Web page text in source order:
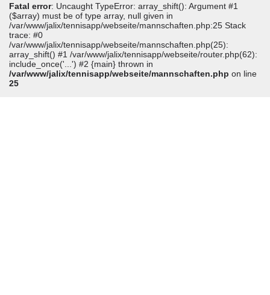
Fatal error: Uncaught TypeError: array_shift(): Argument #1
($array) must be of type array, null given in
/var/www/jalix/tennisapp/webseite/mannschaften.php:25 Stack
trace: #0
/var/www/jalix/tennisapp/webseite/mannschaften.php(25):
array_shift() #1 /var/www/jalix/tennisapp/webseite/router.php(62):
include_once('...') #2 {main} thrown in
/var/www/jalix/tennisapp/webseite/mannschaften.php on line
25